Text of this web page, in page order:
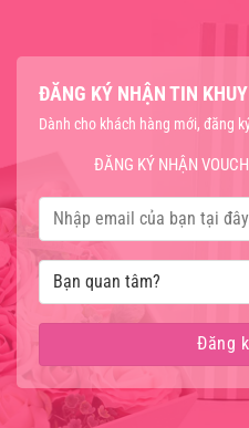
ĐĂNG KÝ NHẬN TIN
Dành cho khách hàng mới, đăng
ĐĂNG KÝ NHẬN